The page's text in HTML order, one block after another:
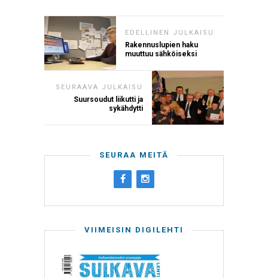
EDELLINEN JULKAISU
Rakennuslupien haku
muuttuu sähköiseksi
SEURAAVA JULKAISU
Suursoudut liikutti ja
sykähdytti
SEURAA MEITÄ
VIIMEISIN DIGILEHTI